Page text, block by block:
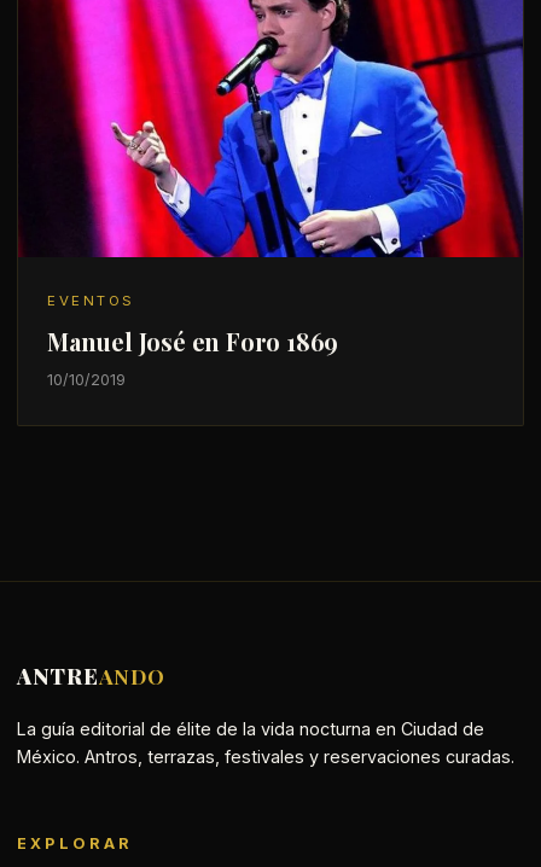
EVENTOS
Manuel José en Foro 1869
10/10/2019
ANTREANDO
La guía editorial de élite de la vida nocturna en Ciudad de
México. Antros, terrazas, festivales y reservaciones curadas.
EXPLORAR